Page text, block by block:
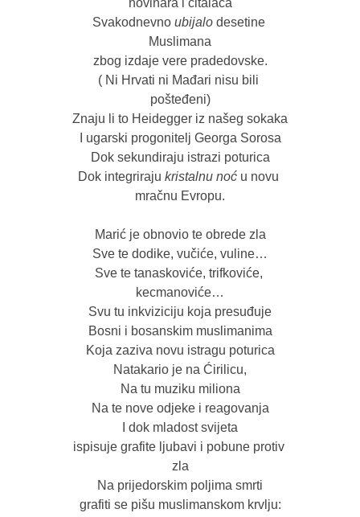
novinara i čitalaca
Svakodnevno ubijalo desetine
Muslimana
zbog izdaje vere pradedovske.
( Ni Hrvati ni Mađari nisu bili
pošteđeni)
Znaju li to Heidegger iz našeg sokaka
I ugarski progonitelj Georga Sorosa
Dok sekundiraju istrazi poturica
Dok integriraju kristalnu noć u novu
mračnu Evropu.
Marić je obnovio te obrede zla
Sve te dodike, vučiće, vuline…
Sve te tanaskoviće, trifkoviće,
kecmanoviće…
Svu tu inkviziciju koja presuđuje
Bosni i bosanskim muslimanima
Koja zaziva novu istragu poturica
Natakario je na Ćirilicu,
Na tu muziku miliona
Na te nove odjeke i reagovanja
I dok mladost svijeta
ispisuje grafite ljubavi i pobune protiv
zla
Na prijedorskim poljima smrti